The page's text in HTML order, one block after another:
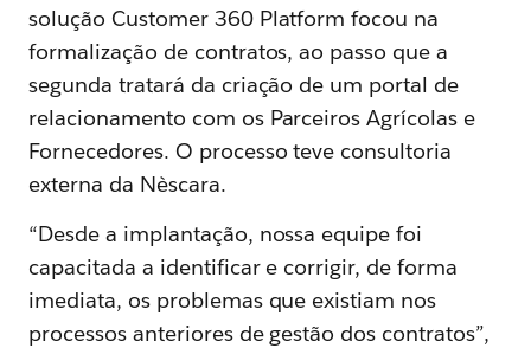
solução Customer 360 Platform focou na
formalização de contratos, ao passo que a
segunda tratará da criação de um portal de
relacionamento com os Parceiros Agrícolas e
Fornecedores. O processo teve consultoria
externa da Nèscara.
“Desde a implantação, nossa equipe foi
capacitada a identificar e corrigir, de forma
imediata, os problemas que existiam nos
processos anteriores de gestão dos contratos”,